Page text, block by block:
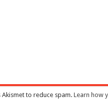
Akismet to reduce spam. Learn how